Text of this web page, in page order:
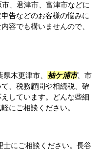
市、君津市、富津市などに
告などのお客様の悩みに
容でも構いませんので、
木更津市、 袖ケ浦市、市
、税務顧問や相続税、確
しています。どんな些細
にご相談ください。
士にご相談ください。長谷